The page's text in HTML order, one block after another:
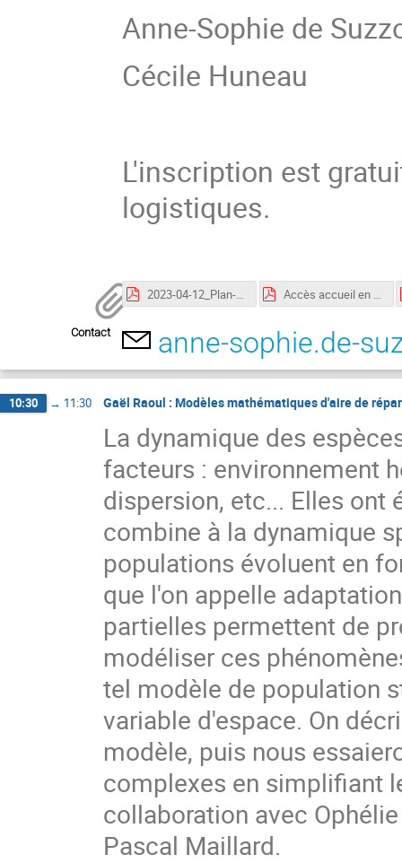
Anne-Sophie de
Cécile Huneau
L'inscription est
logistiques.
2023-04-12_Plan-Masse-General_Projets_en_cours-A0-1-2000.pdf Accès accueil en voiture et par transport copie.pdf
Contact anne-sophie.de-
10:30 → 11:30 Gaël Raoul : Modèles mathématiques d'aire de
La dynamique des
facteurs : environnement
dispersion, etc... Elles ont
combine à la dynamique
populations évoluent en
que l'on appelle
partielles permettent de
modéliser ces
tel modèle de population
variable d'espace. On
modèle, puis nous
complexes en simplifiant
collaboration avec
Pascal Maillard.